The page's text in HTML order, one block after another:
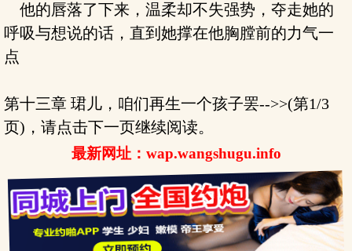
他的唇落了下来，温柔却不失强势，夺走她的
呼吸与想说的话，直到她撑在他胸膛前的力气一
点
第十三章 珺儿，咱们再生一个孩子罢-->>(第1/3
页)，请点击下一页继续阅读。
最新网址：wap.wangshugu.info